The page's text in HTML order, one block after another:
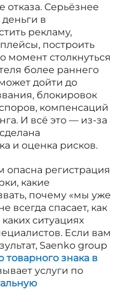
отказа. Серьёзнее
в
рекламу,
построить
момент столкнуться
более раннего
дойти до
блокировок
компенсаций
И всё это — из-за
и оценка рисков.
опасна регистрация
какие
почему «мы уже
всегда спасает, как
ситуациях
Если вам
Saenko group
товарного знака в
услуги по